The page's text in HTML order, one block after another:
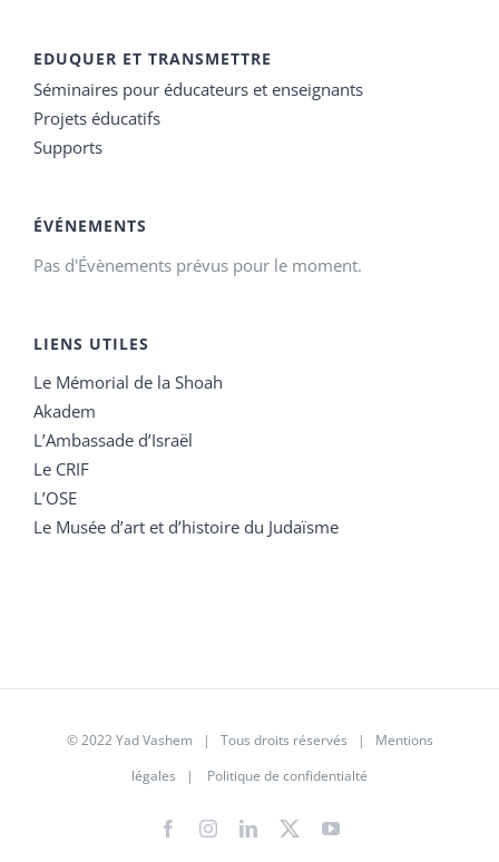
EDUQUER ET TRANSMETTRE
Séminaires pour éducateurs et enseignants
Projets éducatifs
Supports
ÉVÉNEMENTS
Pas d'Évènements prévus pour le moment.
LIENS UTILES
Le Mémorial de la Shoah
Akadem
L’Ambassade d’Israël
Le CRIF
L’OSE
Le Musée d’art et d’histoire du Judaïsme
© 2022 Yad Vashem | Tous droits réservés | Mentions
légales | Politique de confidentialté
FacebookInstagramLinkedIn
X YouTube